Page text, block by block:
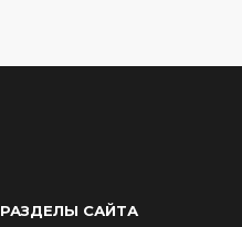
РАЗДЕЛЫ САЙТА